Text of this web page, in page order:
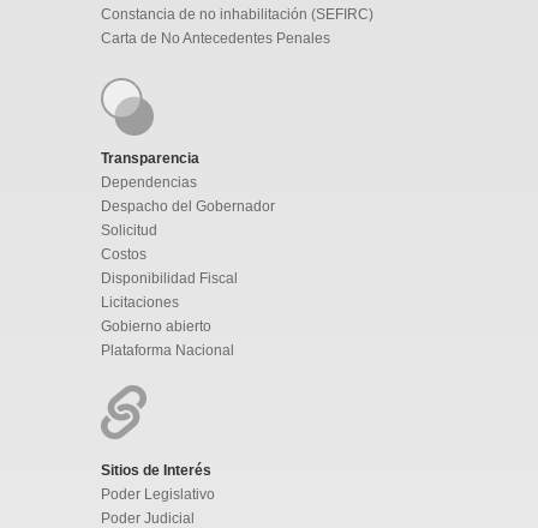
Constancia de no inhabilitación (SEFIRC)
Carta de No Antecedentes Penales
Transparencia
Dependencias
Despacho del Gobernador
Solicitud
Costos
Disponibilidad Fiscal
Licitaciones
Gobierno abierto
Plataforma Nacional
Sitios de Interés
Poder Legislativo
Poder Judicial